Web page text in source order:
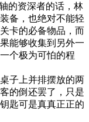
的资深者的话，林
备，也绝对不能轻
卡的必备物品，而
能够收集到另外一
个极为可怕的程
子上并排摆放的两
的倒还罢了，只是
匙可是真真正正的